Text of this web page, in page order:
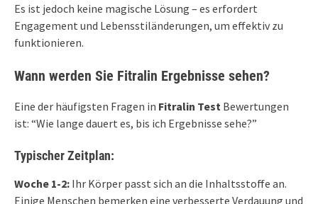
Es ist jedoch keine magische Lösung – es erfordert
Engagement und Lebensstiländerungen, um effektiv zu
funktionieren.
Wann werden Sie Fitralin Ergebnisse sehen?
Eine der häufigsten Fragen in Fitralin Test Bewertungen
ist: “Wie lange dauert es, bis ich Ergebnisse sehe?”
Typischer Zeitplan:
Woche 1-2: Ihr Körper passt sich an die Inhaltsstoffe an.
Einige Menschen bemerken eine verbesserte Verdauung und